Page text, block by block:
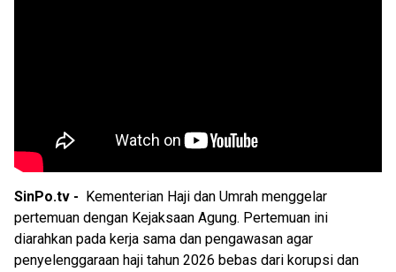
SinPo.tv -
Kementerian Haji dan Umrah menggelar
pertemuan dengan Kejaksaan Agung. Pertemuan ini
diarahkan pada kerja sama dan pengawasan agar
penyelenggaraan haji tahun 2026 bebas dari korupsi dan